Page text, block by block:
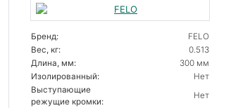
Бренд:
FELO
Вес, кг:
0.513
Длина, мм:
300 мм
Изолированный:
Нет
Выступающие
режущие кромки:
Нет